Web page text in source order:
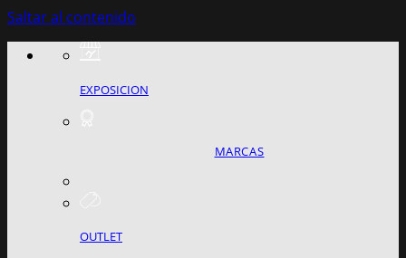
Saltar al contenido
EXPOSICION
MARCAS
OUTLET